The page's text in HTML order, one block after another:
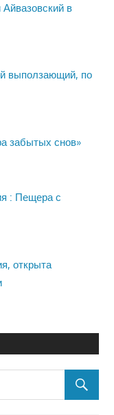
в
выползающий, по
забытых снов»
: Пещера с
открыта